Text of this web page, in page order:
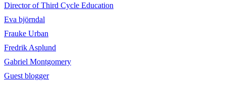
Director of Third Cycle Education
Eva björndal
Frauke Urban
Fredrik Asplund
Gabriel Montgomery
Guest blogger